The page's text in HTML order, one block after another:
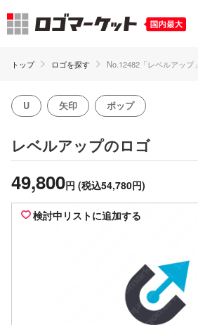
トップ ロゴを探す No.12482「レベルアップ」
U 矢印 ポップ
レベルアップのロゴ
49,800円 (税込54,780円)
検討中リストに追加する